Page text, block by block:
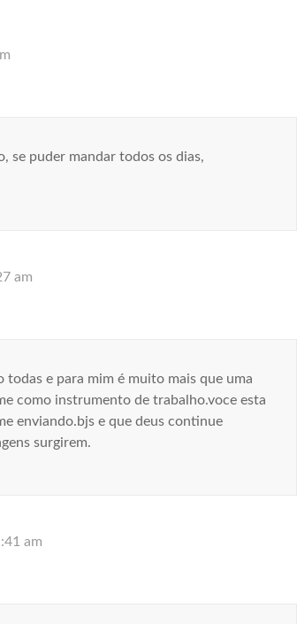
se puder mandar todos os dias,
am
todas e para mim é muito mais que uma
como instrumento de trabalho.voce esta
enviando.bjs e que deus continue
surgirem.
am